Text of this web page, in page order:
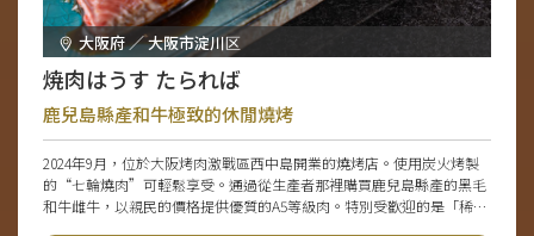
大阪府 ／ 大阪市淀川区
焼肉はうす たられば
鹿兒島縣產和牛極致的休閒燒烤
2024年9月，位於大阪烤肉激戰區西中島開業的燒烤店。使用炭火烤製
的“七輪燒肉”可輕鬆享受。通過從生產者那裡購買鹿兒島縣產的黑毛
和牛雌牛，以親民的價格提供優質的A5等級肉。特別受歡迎的是「稀有